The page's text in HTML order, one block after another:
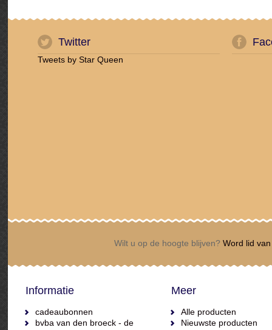
Twitter
Tweets by Star Queen
Wilt u op de hoogte blijven? Word lid
Informatie
cadeaubonnen
bvba van den broeck - de
Meer
Alle producten
Nieuwste producten